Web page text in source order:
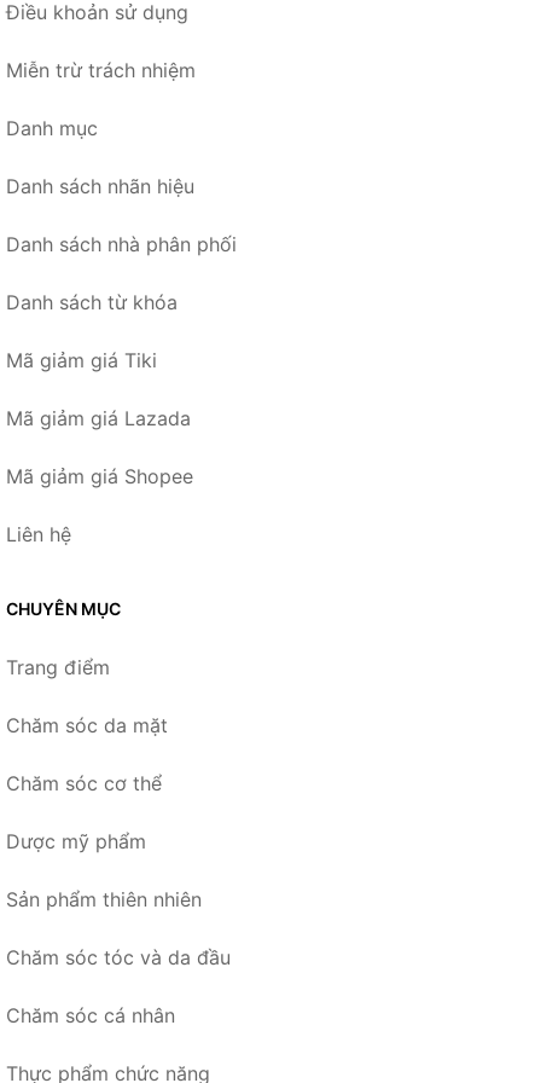
Điều khoản sử dụng
Miễn trừ trách nhiệm
Danh mục
Danh sách nhãn hiệu
Danh sách nhà phân phối
Danh sách từ khóa
Mã giảm giá Tiki
Mã giảm giá Lazada
Mã giảm giá Shopee
Liên hệ
CHUYÊN MỤC
Trang điểm
Chăm sóc da mặt
Chăm sóc cơ thể
Dược mỹ phẩm
Sản phẩm thiên nhiên
Chăm sóc tóc và da đầu
Chăm sóc cá nhân
Thực phẩm chức năng